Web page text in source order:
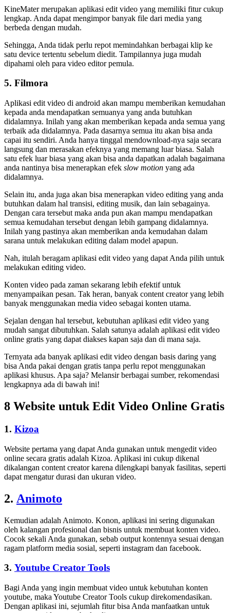
KineMater merupakan aplikasi edit video yang memiliki fitur cukup
lengkap. Anda dapat mengimpor banyak file dari media yang
berbeda dengan mudah.
Sehingga, Anda tidak perlu repot memindahkan berbagai klip ke
satu device tertentu sebelum diedit. Tampilannya juga mudah
dipahami oleh para video editor pemula.
5. Filmora
Aplikasi edit video di android akan mampu memberikan kemudahan
kepada anda mendapatkan semuanya yang anda butuhkan
didalamnya. Inilah yang akan memberikan kepada anda semua yang
terbaik ada didalamnya. Pada dasarnya semua itu akan bisa anda
capai itu sendiri. Anda hanya tinggal mendownload-nya saja secara
langsung dan merasakan efeknya yang memang luar biasa. Salah
satu efek luar biasa yang akan bisa anda dapatkan adalah bagaimana
anda nantinya bisa menerapkan efek slow motion yang ada
didalamnya.
Selain itu, anda juga akan bisa menerapkan video editing yang anda
butuhkan dalam hal transisi, editing musik, dan lain sebagainya.
Dengan cara tersebut maka anda pun akan mampu mendapatkan
semua kemudahan tersebut dengan lebih gampang didalamnya.
Inilah yang pastinya akan memberikan anda kemudahan dalam
sarana untuk melakukan editing dalam model apapun.
Nah, itulah beragam aplikasi edit video yang dapat Anda pilih untuk
melakukan editing video.
Konten video pada zaman sekarang lebih efektif untuk
menyampaikan pesan. Tak heran, banyak content creator yang lebih
banyak menggunakan media video sebagai konten utama.
Sejalan dengan hal tersebut, kebutuhan aplikasi edit video yang
mudah sangat dibutuhkan. Salah satunya adalah aplikasi edit video
online gratis yang dapat diakses kapan saja dan di mana saja.
Ternyata ada banyak aplikasi edit video dengan basis daring yang
bisa Anda pakai dengan gratis tanpa perlu repot menggunakan
aplikasi khusus. Apa saja? Melansir berbagai sumber, rekomendasi
lengkapnya ada di bawah ini!
8 Website untuk Edit Video Online Gratis
1. Kizoa
Website pertama yang dapat Anda gunakan untuk mengedit video
online secara gratis adalah Kizoa. Aplikasi ini cukup dikenal
dikalangan content creator karena dilengkapi banyak fasilitas, seperti
dapat mengatur durasi dan ukuran video.
2. Animoto
Kemudian adalah Animoto. Konon, aplikasi ini sering digunakan
oleh kalangan profesional dan bisnis untuk membuat konten video.
Cocok sekali Anda gunakan, sebab output kontennya sesuai dengan
ragam platform media sosial, seperti instagram dan facebook.
3. Youtube Creator Tools
Bagi Anda yang ingin membuat video untuk kebutuhan konten
youtube, maka Youtube Creator Tools cukup direkomendasikan.
Dengan aplikasi ini, sejumlah fitur bisa Anda manfaatkan untuk